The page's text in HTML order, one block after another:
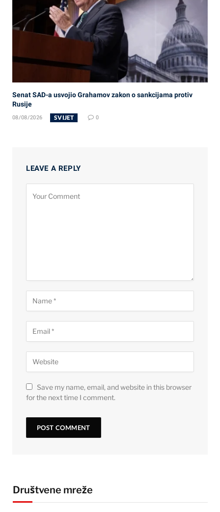
Senat SAD-a usvojio Grahamov zakon o sankcijama protiv
Rusije
08/08/2026 SVIJET 0
LEAVE A REPLY
Save my name, email, and website in this browser
for the next time I comment.
Društvene mreže